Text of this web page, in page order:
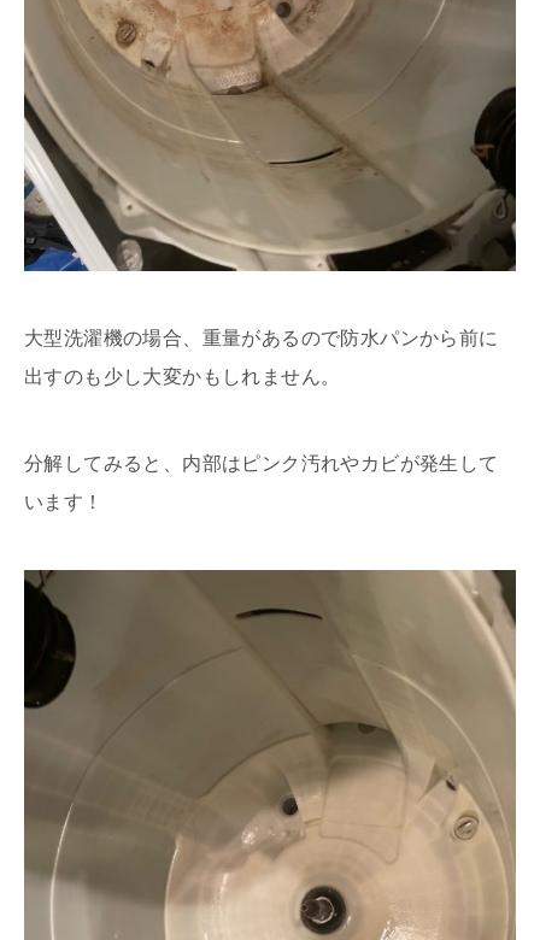
大型洗濯機の場合、重量があるので防水パンから前に
出すのも少し大変かもしれません。
分解してみると、内部はピンク汚れやカビが発生して
います！